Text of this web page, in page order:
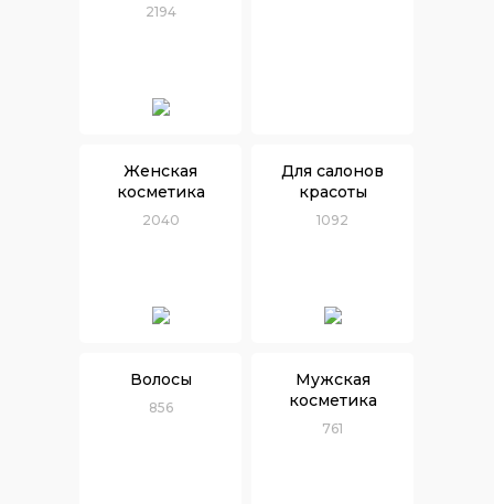
2194
Женская
косметика
2040
Для салонов
красоты
1092
Волосы
856
Мужская
косметика
761